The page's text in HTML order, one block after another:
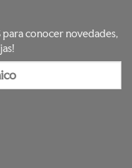
para conocer novedades,